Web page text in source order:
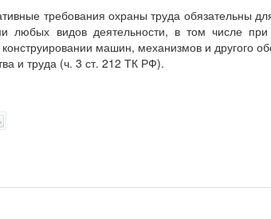
требования охраны труда обязательны
любых видов деятельности, в том числе при
машин, механизмов и другого
и труда (ч. 3 ст. 212 ТК РФ).